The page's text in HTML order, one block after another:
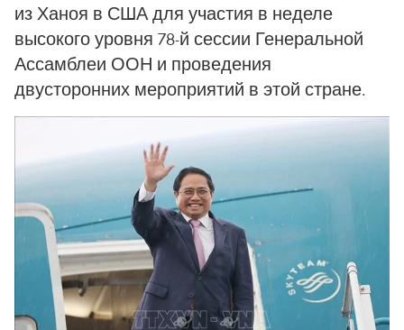
из Ханоя в США для участия в неделе
высокого уровня 78-й сессии Генеральной
Ассамблеи ООН и проведения
двусторонних мероприятий в этой стране.